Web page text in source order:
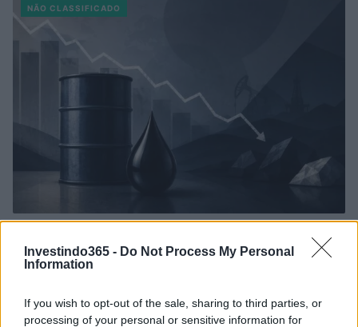
Investindo365 - Do Not Process My Personal
Information
If you wish to opt-out of the sale, sharing to third parties, or
processing of your personal or sensitive information for
NÃO CLASSIFICADO
2026
Rafael Oliveira · 6 ago 2026
NÃO CLASSIFICADO